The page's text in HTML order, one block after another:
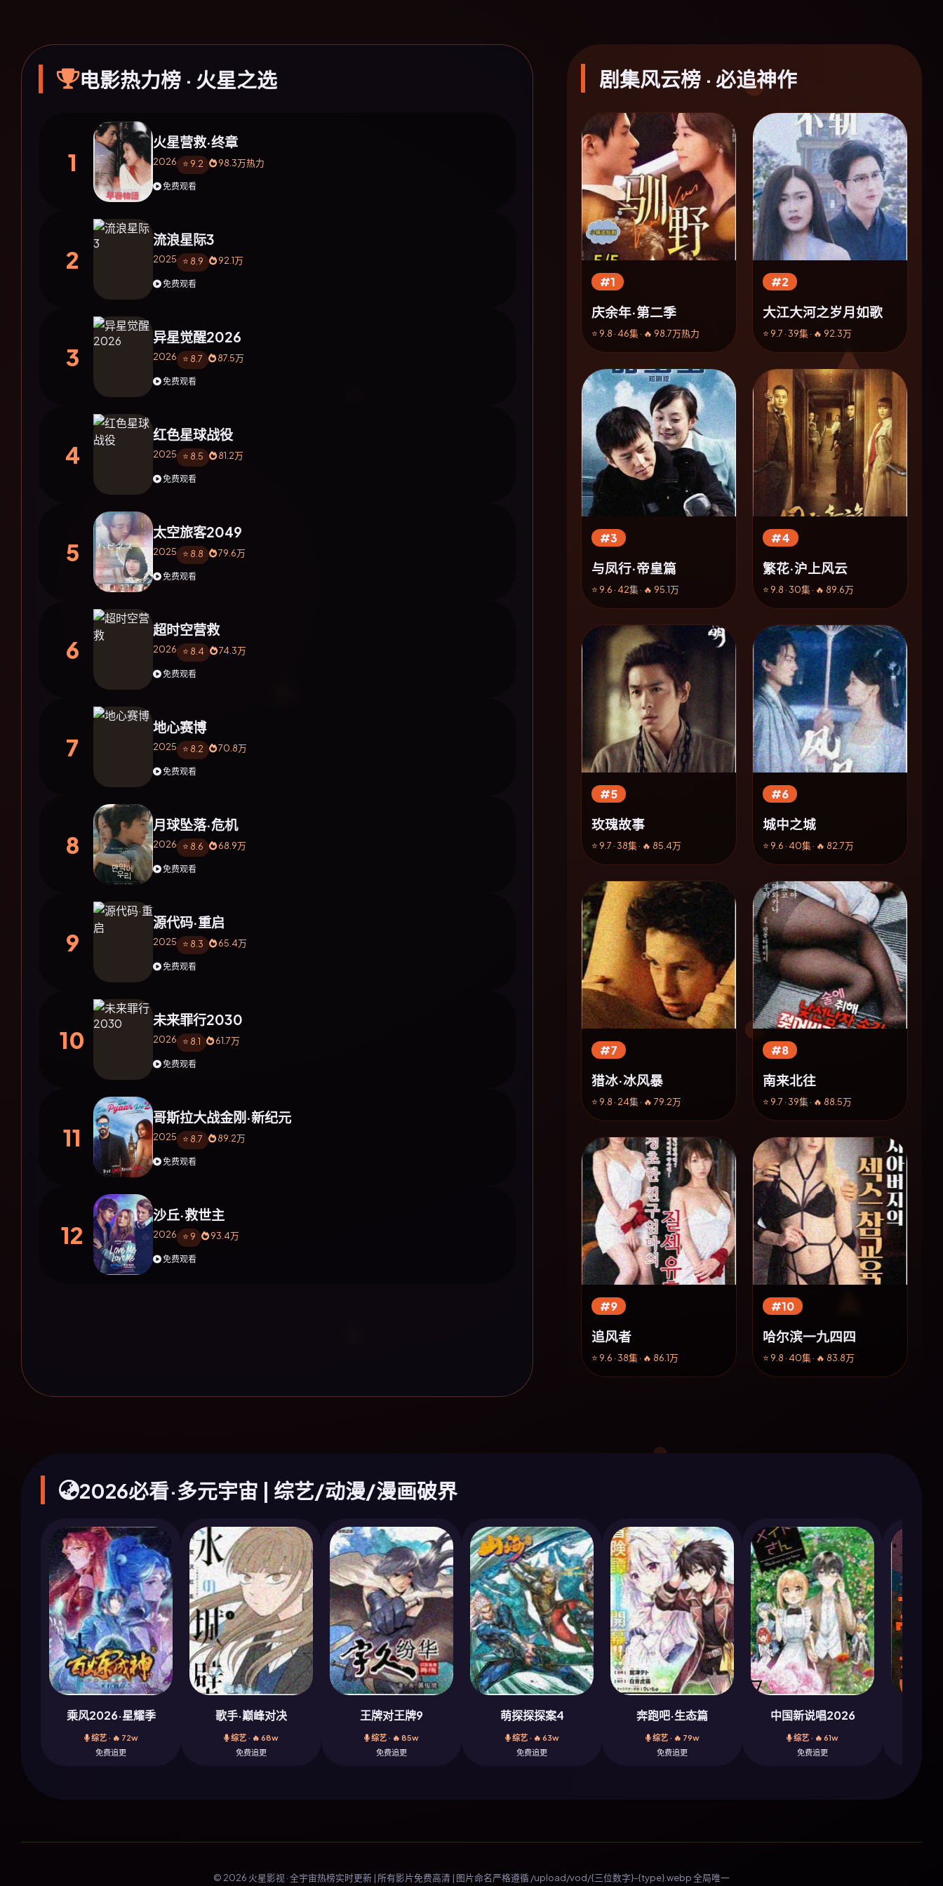
电影热力榜 · 火星之选
1
火星营救·终章
2026 ⭐ 9.2 98.3万热力
免费观看
2
流浪星际3
2025 ⭐ 8.9 92.1万
免费观看
3
异星觉醒2026
2026 ⭐ 8.7 87.5万
免费观看
4
红色星球战役
2025 ⭐ 8.5 81.2万
免费观看
5
太空旅客2049
2025 ⭐ 8.8 79.6万
免费观看
6
超时空营救
2026 ⭐ 8.4 74.3万
免费观看
7
地心赛博
2025 ⭐ 8.2 70.8万
免费观看
8
月球坠落·危机
2026 ⭐ 8.6 68.9万
免费观看
9
源代码·重启
2025 ⭐ 8.3 65.4万
免费观看
10
未来罪行2030
2026 ⭐ 8.1 61.7万
免费观看
11
哥斯拉大战金刚·新纪元
2025 ⭐ 8.7 89.2万
免费观看
12
沙丘·救世主
2026 ⭐ 9 93.4万
免费观看
剧集风云榜 · 必追神作
#1
庆余年·第二季
⭐ 9.8 · 46集 · 🔥 98.7万热力
#2
大江大河之岁月如歌
⭐ 9.7 · 39集 · 🔥 92.3万
#3
与凤行·帝皇篇
⭐ 9.6 · 42集 · 🔥 95.1万
#4
繁花·沪上风云
⭐ 9.8 · 30集 · 🔥 89.6万
#5
玫瑰故事
⭐ 9.7 · 38集 · 🔥 85.4万
#6
城中之城
⭐ 9.6 · 40集 · 🔥 82.7万
#7
猎冰·冰风暴
⭐ 9.8 · 24集 · 🔥 79.2万
#8
南来北往
⭐ 9.7 · 39集 · 🔥 88.5万
#9
追风者
⭐ 9.6 · 38集 · 🔥 86.1万
#10
哈尔滨一九四四
⭐ 9.8 · 40集 · 🔥 83.8万
2026必看·多元宇宙 | 综艺/动漫/漫画破界
乘风2026·星耀季
综艺 · 🔥 72w
免费追更
歌手·巅峰对决
综艺 · 🔥 68w
免费追更
王牌对王牌9
综艺 · 🔥 85w
免费追更
萌探探探案4
综艺 · 🔥 63w
免费追更
奔跑吧·生态篇
综艺 · 🔥 79w
免费追更
中国新说唱2026
综艺 · 🔥 61w
免费追更
© 2026 火星影视 · 全宇宙热榜实时更新 | 所有影片免费高清 | 图片命名严格遵循 /upload/vod/{三位数字}-{type}.webp 全局唯一